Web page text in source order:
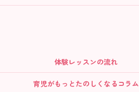
体験レッスンの流れ
育児がもっとたのしくなるコラム